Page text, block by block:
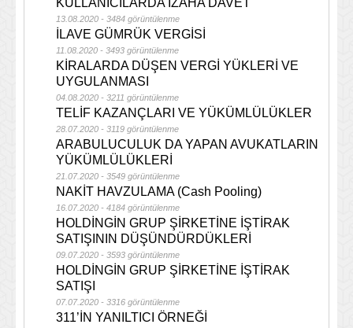
KULLANICILARDA İZAHA DAVET
13.08.2020 - 3484 görüntülenme
İLAVE GÜMRÜK VERGİSİ
11.08.2020 - 3493 görüntülenme
KİRALARDA DÜŞEN VERGİ YÜKLERİ VE
UYGULANMASI
04.08.2020 - 3211 görüntülenme
TELİF KAZANÇLARI VE YÜKÜMLÜLÜKLER
28.07.2020 - 3119 görüntülenme
ARABULUCULUK DA YAPAN AVUKATLARIN
YÜKÜMLÜLÜKLERİ
21.07.2020 - 3549 görüntülenme
NAKİT HAVZULAMA (Cash Pooling)
16.07.2020 - 4184 görüntülenme
HOLDİNGİN GRUP ŞİRKETİNE İŞTİRAK
SATIŞININ DÜŞÜNDÜRDÜKLERİ
09.07.2020 - 3593 görüntülenme
HOLDİNGİN GRUP ŞİRKETİNE İŞTİRAK
SATIŞI
07.07.2020 - 3316 görüntülenme
311’İN YANILTICI ÖRNEĞİ